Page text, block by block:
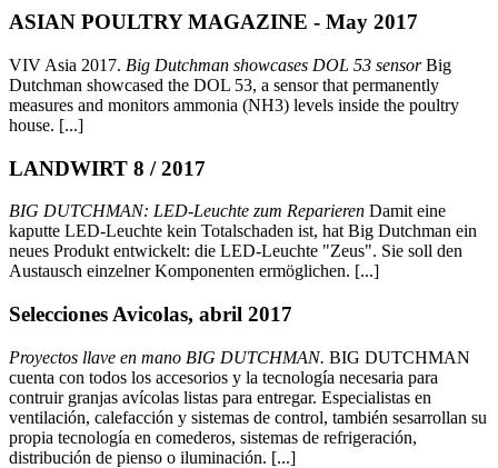
ASIAN POULTRY MAGAZINE - May 2017
VIV Asia 2017. Big Dutchman showcases DOL 53 sensorBig
Dutchman showcased the DOL 53, a sensor that permanently
measures and monitors ammonia (NH3) levels inside the poultry
house. [...]
LANDWIRT 8 / 2017
BIG DUTCHMAN: LED-Leuchte zum Reparieren Damit eine
kaputte LED-Leuchte kein Totalschaden ist, hat Big Dutchman ein
neues Produkt entwickelt: die LED-Leuchte "Zeus". Sie soll den
Austausch einzelner Komponenten ermöglichen. [...]
Selecciones Avicolas, abril 2017
Proyectos llave en mano BIG DUTCHMAN. BIG DUTCHMAN
cuenta con todos los accesorios y la tecnología necesaria para
contruir granjas avícolas listas para entregar. Especialistas en
ventilación, calefacción y sistemas de control, también sesarrollan su
propia tecnología en comederos, sistemas de refrigeración,
distribución de pienso o iluminación. [...]